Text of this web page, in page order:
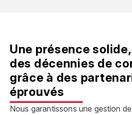
Une présence
des décennies de
grâce à des
éprouvés
Nous garantissons une gestion